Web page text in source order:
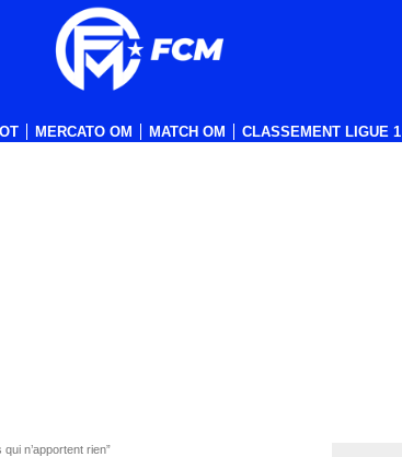
MERCATO OM MATCH OM CLASSEMENT LIGUE 1
n’apportent rien”